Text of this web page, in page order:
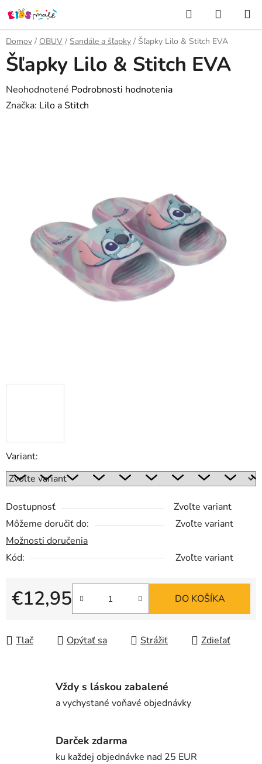
Prejsť
na
obsah
Hľadať
KOŠÍK
Domov / OBUV / Sandále a šľapky / Šľapky Lilo & Stitch EVA
Variant:
Dostupnosť
Zvoľte variant
Môžeme doručiť do:
Zvoľte variant
Možnosti doručenia
Kód:
Zvoľte variant
€12,95
Jednotková cena:
DO KOŠÍKA
Tlač Opýtať sa Strážiť Zdieľať
Šľapky Lilo & Stitch EVA
Priemerné
hodnotenie
Neohodnotené Podrobnosti hodnotenia
Značka: Lilo a Stitch
Vždy s láskou zabalené
a vychystané voňavé objednávky
Darček zdarma
ku každej objednávke nad 25 EUR